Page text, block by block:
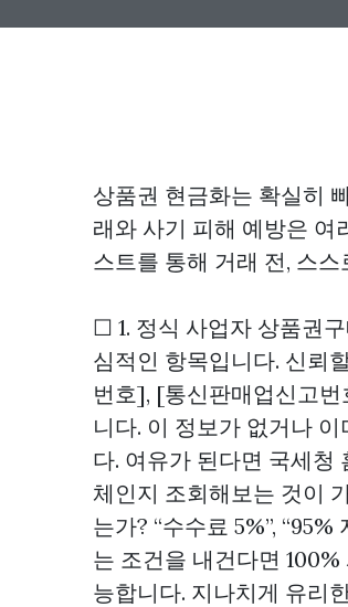
상품권 현금화는 확실히
래와 사기 피해 예방은 여
스트를 통해 거래 전, 스
☐ 1. 정식 사업자 상품권
심적인 항목입니다. 신뢰
번호], [통신판매업신고
니다. 이 정보가 없거나
다. 여유가 된다면 국세청
체인지 조회해보는 것이
는가? “수수료 5%”,
는 조건을 내건다면
능합니다. 지나치게 유리